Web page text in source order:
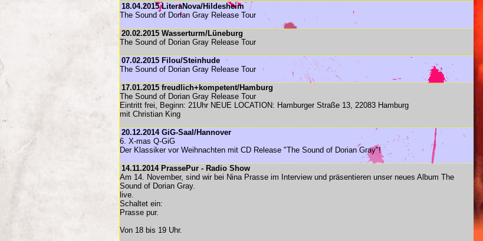
18.04.2015 LiteraNova/Hildesheim
The Sound of Dorian Gray Release Tour
20.02.2015 Wasserturm/Lüneburg
The Sound of Dorian Gray Release Tour
07.02.2015 Filou/Steinhude
The Sound of Dorian Gray Release Tour
17.01.2015 freudlich+kompetent/Hamburg
The Sound of Dorian Gray Release Tour
Eintritt frei, Beginn: 21Uhr NEUE LOCATION: Hamburger Straße 13, 22083 Hamburg
mit Christian King
20.12.2014 GiG-Saal/Hannover
6. X-mas Q-GiG
Der Klassiker vor Weihnachten mit CD Release "The Sound of Dorian Gray"!
14.11.2014 PrassePur - Radio Show
Am 14. November, sind wir bei Nina Prasse im Interview und präsentieren unser neues Album The
Sound of Dorian Gray.
live.
Schaltet ein:
Prasse pur.
Von 18 bis 19 Uhr.